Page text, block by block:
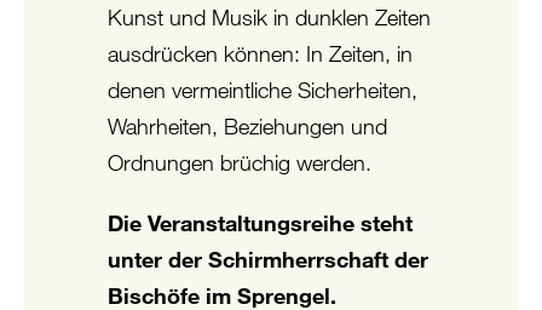
Kunst und Musik in dunklen Zeiten
ausdrücken können: In Zeiten, in
denen vermeintliche Sicherheiten,
Wahrheiten, Beziehungen und
Ordnungen brüchig werden.
Die Veranstaltungsreihe steht
unter der Schirmherrschaft der
Bischöfe im Sprengel.